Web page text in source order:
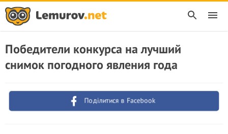
Победители конкурса на лучший
снимок погодного явления года
Поділитися в Facebook